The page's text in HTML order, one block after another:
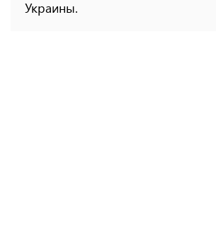
Украины.